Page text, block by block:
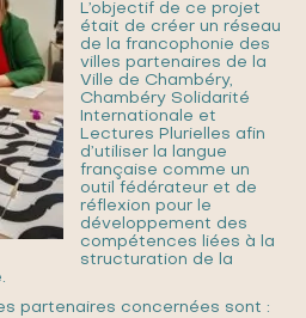
L’objectif de ce projet
était de créer un réseau
de la francophonie des
villes partenaires de la
Ville de Chambéry,
Chambéry Solidarité
Internationale et
Lectures Plurielles afin
d’utiliser la langue
française comme un
outil fédérateur et de
réflexion pour le
développement des
compétences liées à la
structuration de la
partenaires concernées sont :